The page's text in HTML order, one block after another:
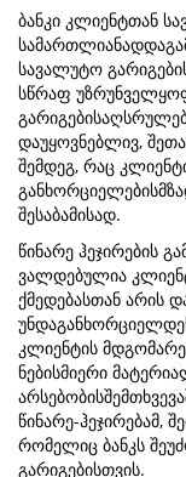
ბანკი კლიენტთან
სავალუტო
სწრაფ
დაუყოვნებლივ,
შემდეგ, რაც
შესაბამისად.
წინარე ჰეჯირების
ვალდებულია
ქმედებასთან არის
კლიენტის
ნებისმიერი
წინარე-ჰეჯირებამ,
რომელიც ბანკს
გარიგებისთვის.